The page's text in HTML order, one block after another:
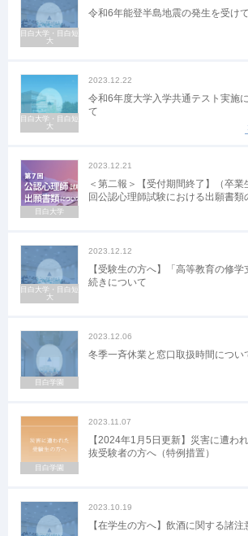
令和6年能登半島地震の発生を受けて
目白大学・目白短
大
2023.12.22
令和6年度大学入学共通テスト実施
て
目白大学・目白短
大
2023.12.21
＜第二報＞【受付期間終了】（卒
回公認心理師試験における出願書類
目白大学
2023.12.12
【受験生の方へ】「高等教育の修
続きについて
目白大学・目白短
大
2023.12.06
冬季一斉休業と窓口取扱時間につい
目白学園
2023.11.07
【2024年1月5日更新】災害に遭わ
抜受験者の方へ（特例措置）
目白学園
2023.10.19
【在学生の方へ】飲酒に関する諸注